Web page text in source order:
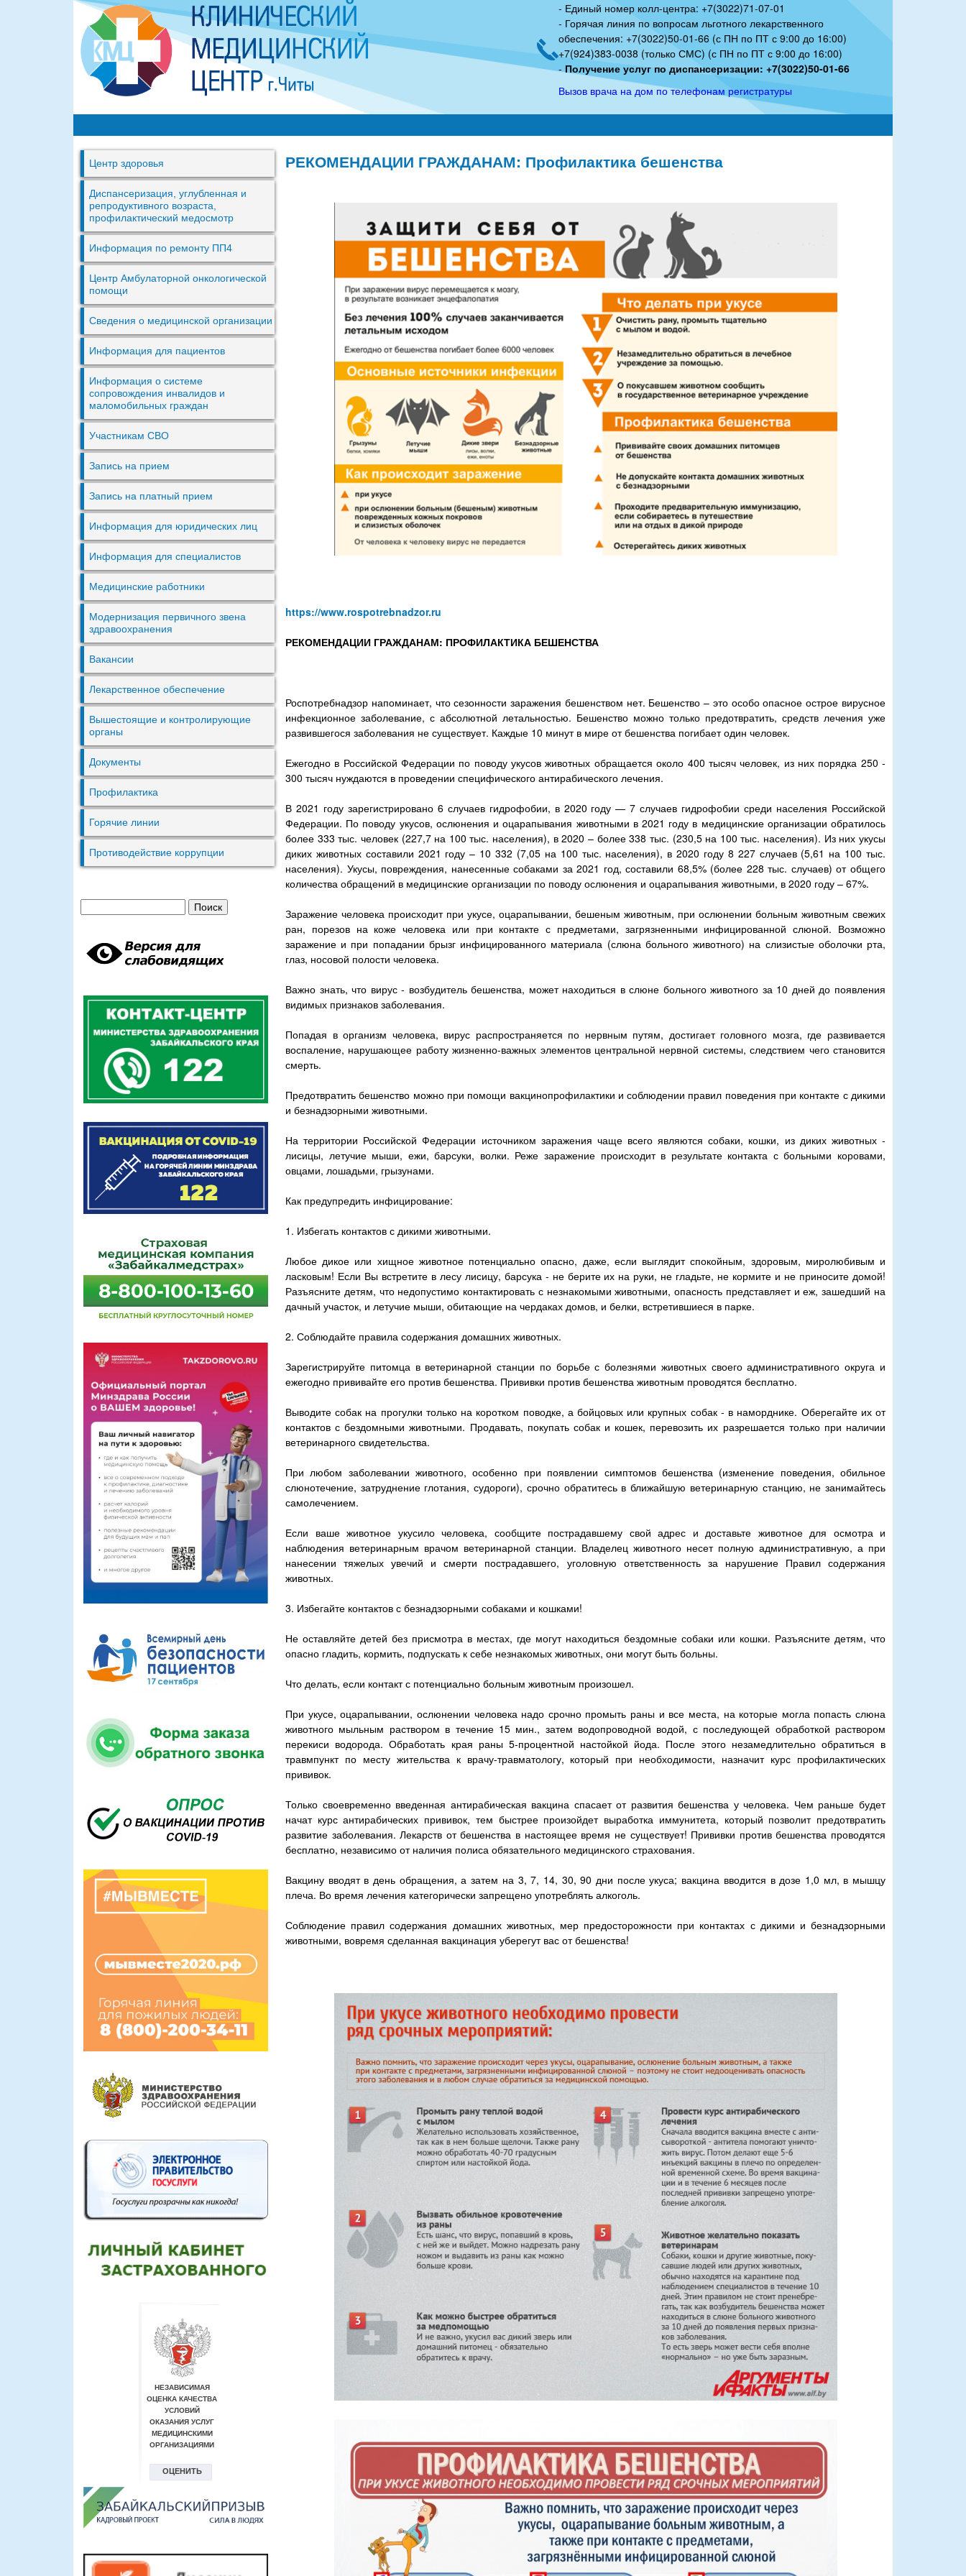
основному
- Единый номер колл-центра: +7(3022)71-07-01
- Горячая линия по вопросам льготного лекарственного
обеспечения: +7(3022)50-01-66 (с ПН по ПТ с 9:00 до 16:00)
+7(924)383-0038 (только СМС) (с ПН по ПТ с 9:00 до 16:00)
-Получение услуг по диспансеризации: +7(3022)50-01-66
Вызов врача на дом по телефонам регистратуры
М
Ц
Ч
и
ы
РЕКОМЕНДАЦИИ ГРАЖДАНАМ: Профилактика бешенства
https://www.rospotrebnadzor.ru
РЕКОМЕНДАЦИИ ГРАЖДАНАМ: ПРОФИЛАКТИКА БЕШЕНСТВА
Роспотребнадзор напоминает, что сезонности заражения бешенством нет. Бешенство – это особо опасное острое вирусное
инфекционное заболевание, с абсолютной летальностью. Бешенство можно только предотвратить, средств лечения уже
развившегося заболевания не существует. Каждые 10 минут в мире от бешенства погибает один человек.
Ежегодно в Российской Федерации по поводу укусов животных обращается около 400 тысяч человек, из них порядка 250 -
300 тысяч нуждаются в проведении специфического антирабического лечения.
В 2021 году зарегистрировано 6 случаев гидрофобии, в 2020 году — 7 случаев гидрофобии среди населения Российской
Федерации. По поводу укусов, ослюнения и оцарапывания животными в 2021 году в медицинские организации обратилось
более 333 тыс. человек (227,7 на 100 тыс. населения), в 2020 – более 338 тыс. (230,5 на 100 тыс. населения). Из них укусы
диких животных составили 2021 году – 10 332 (7,05 на 100 тыс. населения), в 2020 году 8 227 случаев (5,61 на 100 тыс.
населения). Укусы, повреждения, нанесенные собаками за 2021 год, составили 68,5% (более 228 тыс. случаев) от общего
количества обращений в медицинские организации по поводу ослюнения и оцарапывания животными, в 2020 году – 67%.
Заражение человека происходит при укусе, оцарапывании, бешеным животным, при ослюнении больным животным свежих
ран, порезов на коже человека или при контакте с предметами, загрязненными инфицированной слюной. Возможно
заражение и при попадании брызг инфицированного материала (слюна больного животного) на слизистые оболочки рта,
глаз, носовой полости человека.
Важно знать, что вирус - возбудитель бешенства, может находиться в слюне больного животного за 10 дней до появления
видимых признаков заболевания.
Попадая в организм человека, вирус распространяется по нервным путям, достигает головного мозга, где развивается
воспаление, нарушающее работу жизненно-важных элементов центральной нервной системы, следствием чего становится
смерть.
Предотвратить бешенство можно при помощи вакцинопрофилактики и соблюдении правил поведения при контакте с дикими
и безнадзорными животными.
На территории Российской Федерации источником заражения чаще всего являются собаки, кошки, из диких животных -
лисицы, летучие мыши, ежи, барсуки, волки. Реже заражение происходит в результате контакта с больными коровами,
овцами, лошадьми, грызунами.
Как предупредить инфицирование:
1. Избегать контактов с дикими животными.
Любое дикое или хищное животное потенциально опасно, даже, если выглядит спокойным, здоровым, миролюбивым и
ласковым! Если Вы встретите в лесу лисицу, барсука - не берите их на руки, не гладьте, не кормите и не приносите домой!
Разъясните детям, что недопустимо контактировать с незнакомыми животными, опасность представляет и еж, зашедший на
дачный участок, и летучие мыши, обитающие на чердаках домов, и белки, встретившиеся в парке.
2. Соблюдайте правила содержания домашних животных.
Зарегистрируйте питомца в ветеринарной станции по борьбе с болезнями животных своего административного округа и
ежегодно прививайте его против бешенства. Прививки против бешенства животным проводятся бесплатно.
Выводите собак на прогулки только на коротком поводке, а бойцовых или крупных собак - в наморднике. Оберегайте их от
контактов с бездомными животными. Продавать, покупать собак и кошек, перевозить их разрешается только при наличии
ветеринарного свидетельства.
При любом заболевании животного, особенно при появлении симптомов бешенства (изменение поведения, обильное
слюнотечение, затруднение глотания, судороги), срочно обратитесь в ближайшую ветеринарную станцию, не занимайтесь
самолечением.
Если ваше животное укусило человека, сообщите пострадавшему свой адрес и доставьте животное для осмотра и
наблюдения ветеринарным врачом ветеринарной станции. Владелец животного несет полную административную, а при
нанесении тяжелых увечий и смерти пострадавшего, уголовную ответственность за нарушение Правил содержания
животных.
3. Избегайте контактов с безнадзорными собаками и кошками!
Не оставляйте детей без присмотра в местах, где могут находиться бездомные собаки или кошки. Разъясните детям, что
опасно гладить, кормить, подпускать к себе незнакомых животных, они могут быть больны.
Что делать, если контакт с потенциально больным животным произошел.
При укусе, оцарапывании, ослюнении человека надо срочно промыть раны и все места, на которые могла попасть слюна
животного мыльным раствором в течение 15 мин., затем водопроводной водой, с последующей обработкой раствором
перекиси водорода. Обработать края раны 5-процентной настойкой йода. После этого незамедлительно обратиться в
травмпункт по месту жительства к врачу-травматологу, который при необходимости, назначит курс профилактических
прививок.
Только своевременно введенная антирабическая вакцина спасает от развития бешенства у человека. Чем раньше будет
начат курс антирабических прививок, тем быстрее произойдет выработка иммунитета, который позволит предотвратить
развитие заболевания. Лекарств от бешенства в настоящее время не существует! Прививки против бешенства проводятся
бесплатно, независимо от наличия полиса обязательного медицинского страхования.
Вакцину вводят в день обращения, а затем на 3, 7, 14, 30, 90 дни после укуса; вакцина вводится в дозе 1,0 мл, в мышцу
плеча. Во время лечения категорически запрещено употреблять алкоголь.
Соблюдение правил содержания домашних животных, мер предосторожности при контактах с дикими и безнадзорными
животными, вовремя сделанная вакцинация уберегут вас от бешенства!
Центр здоровья
Диспансеризация, углубленная и
репродуктивного возраста,
профилактический медосмотр
Информация по ремонту ПП4
Центр Амбулаторной онкологической
помощи
Сведения о медицинской организации
Информация для пациентов
Информация о системе
сопровождения инвалидов и
маломобильных граждан
Участникам СВО
Запись на прием
Запись на платный прием
Информация для юридических лиц
Информация для специалистов
Медицинские работники
Модернизация первичного звена
здравоохранения
Вакансии
Лекарственное обеспечение
Вышестоящие и контролирующие
органы
Документы
Профилактика
Горячие линии
Противодействие коррупции
Ф
о
с
к